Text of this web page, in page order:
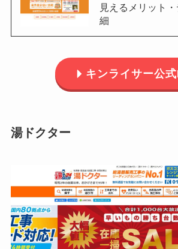
見えるメリット
細
キンライサー公
湯ドクター